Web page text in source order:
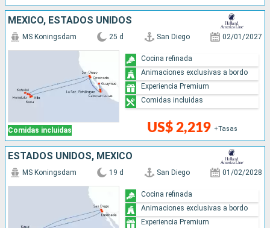
MÉXICO, ESTADOS UNIDOS
Comidas incluidas
MS Koningsdam 25 d San Diego 02/01/2027
US$ 2,219 +Tasas
Cocina refinada
Animaciones exclusivas a bordo
Experiencia Premium
Comidas incluidas
ESTADOS UNIDOS, MÉXICO
MS Koningsdam 19 d San Diego 01/02/2028
Cocina refinada
Animaciones exclusivas a bordo
Experiencia Premium